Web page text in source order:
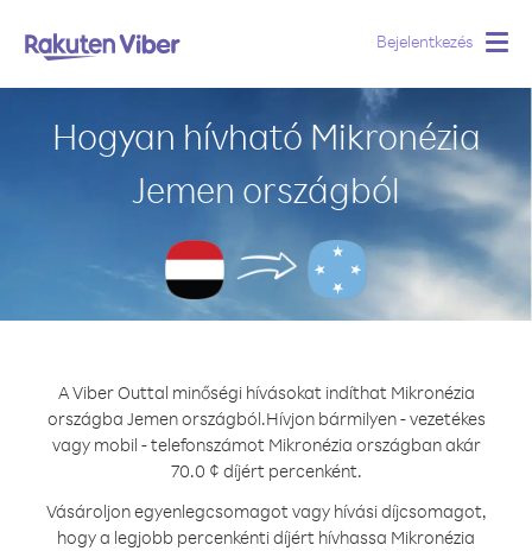
Bejelentkezés
Hogyan hívható Mikronézia
Jemen országból
A Viber Outtal minőségi hívásokat indíthat Mikronézia
országba Jemen országból.Hívjon bármilyen - vezetékes
vagy mobil - telefonszámot Mikronézia országban akár
70.0 ¢ díjért percenként.
Vásároljon egyenlegcsomagot vagy hívási díjcsomagot,
hogy a legjobb percenkénti díjért hívhassa Mikronézia